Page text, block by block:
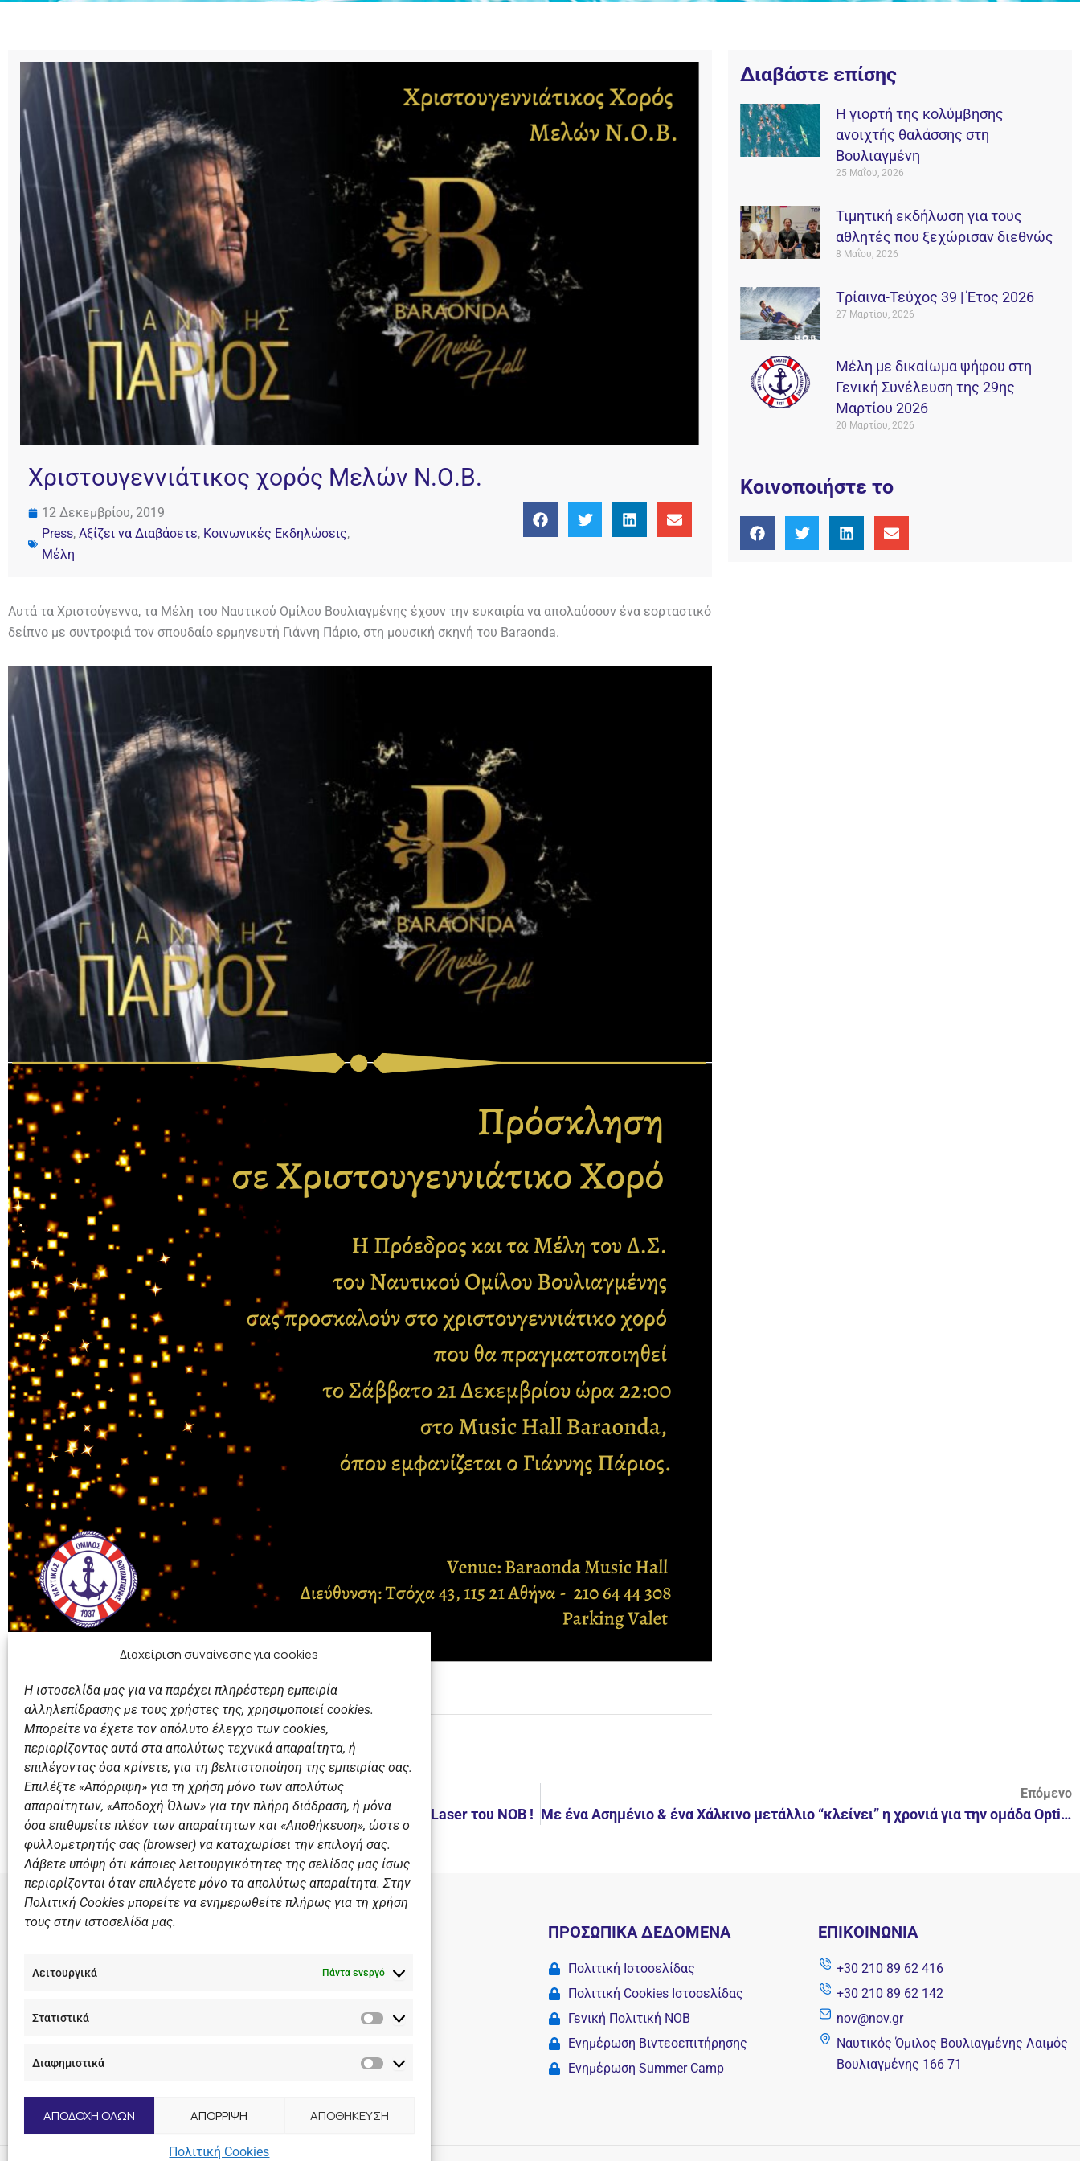
Διαχείριση συναίνεσης για cookies
Η ιστοσελίδα μας για να παρέχει πληρέστερη εμπειρία
αλληλεπίδρασης με τους χρήστες της, χρησιμοποιεί cookies.
Μπορείτε να έχετε τον απόλυτο έλεγχο των cookies,
περιορίζοντας αυτά στα απολύτως τεχνικά απαραίτητα, ή
επιλέγοντας όσα κρίνετε, για τη βελτιστοποίηση της εμπειρίας σας.
Επιλέξτε «Απόρριψη» για τη χρήση μόνο των απολύτως
απαραίτητων, «Αποδοχή Όλων» για την πλήρη διάδραση, ή μόνα
όσα επιθυμείτε πλέον των απαραίτητων και «Αποθήκευση», ώστε ο
φυλλομετρητής σας (browser) να καταχωρίσει την επιλογή σας.
Λάβετε υπόψη ότι κάποιες λειτουργικότητες της σελίδας μας ίσως
περιορίζονται όταν επιλέγετε μόνο τα απολύτως απαραίτητα. Στην
Πολιτική Cookies μπορείτε να ενημερωθείτε πλήρως για τη χρήση
τους στην ιστοσελίδα μας.
Λειτουργικά Πάντα ενεργό
Στατιστικά
Στατιστικά
Διαφημιστικά
Διαφημιστικά
ΑΠΟΔΟΧΗ ΟΛΩΝ ΑΠΟΡΡΙΨΗ ΑΠΟΘΗΚΕΥΣΗ
Πολιτική Cookies
Χριστουγεννιάτικος χορός Μελών Ν.Ο.Β.
12 Δεκεμβρίου, 2019
Press, Αξίζει να Διαβάσετε, Κοινωνικές Εκδηλώσεις,
Μέλη
Αυτά τα Χριστούγεννα, τα Μέλη του Ναυτικού Ομίλου Βουλιαγμένης έχουν την ευκαιρία να απολαύσουν ένα εορταστικό
δείπνο με συντροφιά τον σπουδαίο ερμηνευτή Γιάννη Πάριο, στη μουσική σκηνή του Baraonda.
Διαβάστε επίσης
Η γιορτή της κολύμβησης
ανοιχτής θαλάσσης στη
Βουλιαγμένη
25 Μαΐου, 2026
Τιμητική εκδήλωση για τους
αθλητές που ξεχώρισαν διεθνώς
8 Μαΐου, 2026
Tρίαινα-Τεύχος 39 | Έτος 2026
27 Μαρτίου, 2026
Μέλη με δικαίωμα ψήφου στη
Γενική Συνέλευση της 29ης
Μαρτίου 2026
20 Μαρτίου, 2026
Κοινοποιήστε το
Προηγούμενο
Δελφίνεια 2019: 3 Χρυσά 3 Αργυρά κι 1 Χάλκινο μετάλλιο για τα Laser του ΝΟΒ !
Επόμενο
Με ένα Ασημένιο & ένα Χάλκινο μετάλλιο “κλείνει” η χρονιά για την ομάδα Optimist του Ν.Ο.Β.
F
c
e
b
s
t
a
u
u
k
d
Αθλητικές σχολές
ΠΡΟΣΩΠΙΚΑ ΔΕΔΟΜΕΝΑ
Πολιτική Ιστοσελίδας
Πολιτική Cookies Iστοσελίδας
Γενική Πολιτική ΝΟΒ
Ενημέρωση Βιντεοεπιτήρησης
Ενημέρωση Summer Camp
ΕΠΙΚΟΙΝΩΝΊΑ
+30 210 89 62 416
+30 210 89 62 142
nov@nov.gr
Ναυτικός Όμιλος Βουλιαγμένης Λαιμός
Βουλιαγμένης 166 71